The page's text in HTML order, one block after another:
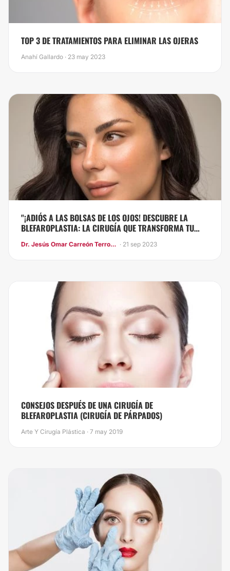
​TOP 3 DE TRATAMIENTOS PARA ELIMINAR LAS OJERAS
Anahí Gallardo · 23 may 2023
"¡ADIÓS A LAS BOLSAS DE LOS OJOS! DESCUBRE LA
BLEFAROPLASTIA: LA CIRUGÍA QUE TRANSFORMA TU
MIRADA"
Dr. Jesús Omar Carreón Terrones · 21 sep 2023
CONSEJOS DESPUÉS DE UNA CIRUGÍA DE
BLEFAROPLASTIA (CIRUGÍA DE PÁRPADOS)
Arte Y Cirugía Plástica · 7 may 2019